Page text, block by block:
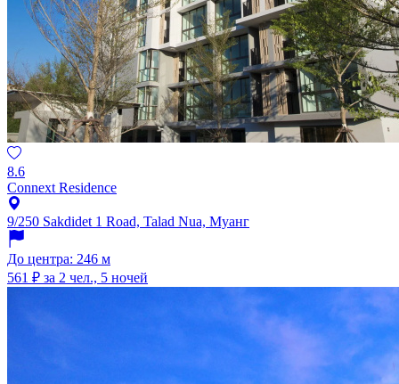
8.6
Connext Residence
9/250 Sakdidet 1 Road, Talad Nua, Муанг
До центра: 246 м
561 ₽ за 2 чел., 5 ночей